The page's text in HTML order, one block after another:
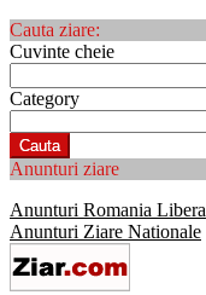
Cauta ziare:
Cuvinte cheie
Category
Cauta
Anunturi ziare
Anunturi Romania Libera
Anunturi Ziare Nationale